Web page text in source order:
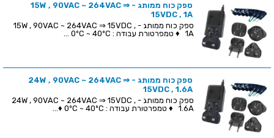
ספק כוח ממותג - 15W , 90VAC ~ 264VAC ⇒
15VDC , 1A
ספק כוח ממותג - 15W , 90VAC ~ 264VAC ⇒ 15VDC ,
1A ♦ טמפרטורת עבודה : 0ºC ~ 40ºC ...
ספק כוח ממותג - 24W , 90VAC ~ 264VAC ⇒
15VDC , 1.6A
ספק כוח ממותג - 24W , 90VAC ~ 264VAC ⇒ 15VDC ,
1.6A ♦ טמפרטורת עבודה : 0ºC ~ 40ºC ♦...